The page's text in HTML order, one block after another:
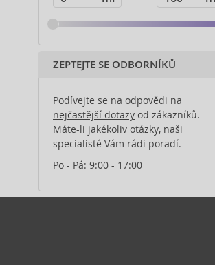
Bioderma (153)
Biotherm (103)
Biretix (1)
BlanX (14)
Body Tones (3)
BodyBoom (9)
ZEPTEJTE SE ODBORNÍKŮ
Podívejte se na odpovědi na
nejčastější dotazy od zákazníků.
Máte-li jakékoliv otázky, naši
specialisté Vám rádi poradí.
Po - Pá: 9:00 - 17:00